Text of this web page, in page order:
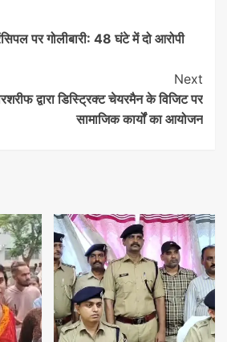
पर गोलीबारी: 48 घंटे में दो आरोपी
Next
द्वारा डिस्ट्रिक्ट चेयरमैन के विजिट पर
सामाजिक कार्यों का आयोजन